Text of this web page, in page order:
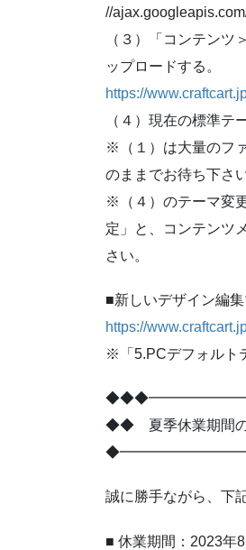
//
（３）「コンテン
ップロードする。
https://
（４）現在の標準テ
※（１）は大量のフ
のままでお待ち下さい
※（４）のテーマ変
定」と、コンテンツ
さい。
■新しいデザイン編
https://
※「5.PCデフォルト
◆◆ 夏季休業期間の
誠に勝手ながら、下
■ 休業期間：2023年